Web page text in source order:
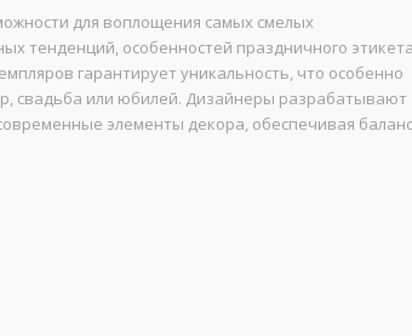
для воплощения самых смелых
тенденций, особенностей праздничного
гарантирует уникальность, что особенно
свадьба или юбилей. Дизайнеры разрабатывают
элементы декора, обеспечивая баланс